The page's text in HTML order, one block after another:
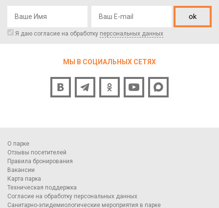
ok
Я даю согласие на обработку персональных данных
МЫ В СОЦИАЛЬНЫХ СЕТЯХ
О парке
Отзывы посетителей
Правила бронирования
Вакансии
Карта парка
Техническая поддержка
Согласие на обработку персональных данных
Санитарно-эпидемиологические мероприятия в парке